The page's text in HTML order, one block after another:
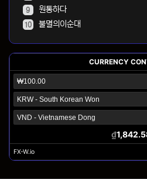
9 원통하다
10 불멸의이순대